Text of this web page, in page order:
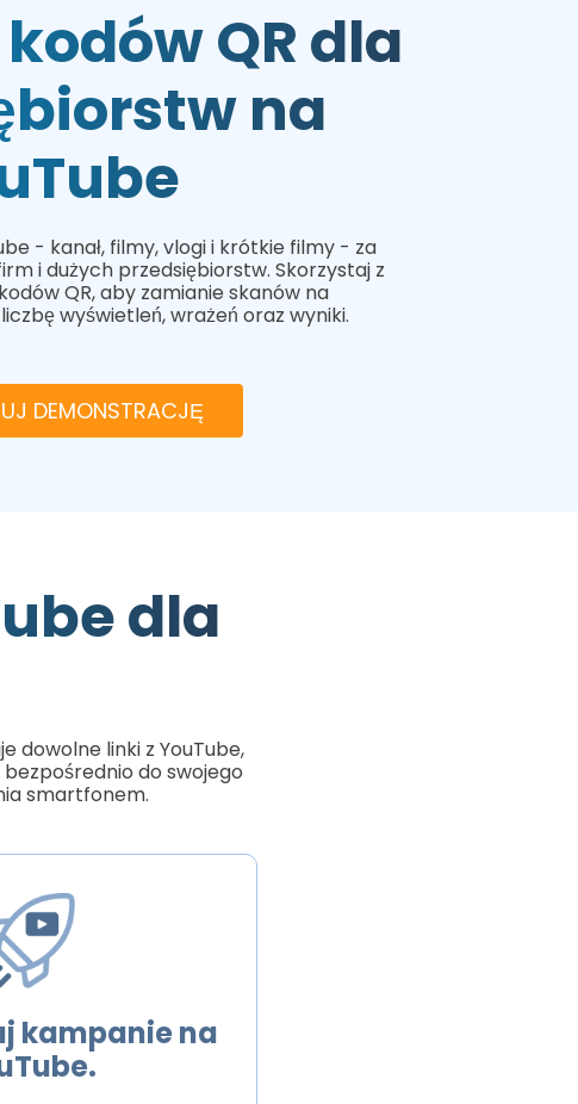
QR dla
na
- kanał, filmy, vlogi i krótkie filmy - za
i dużych przedsiębiorstw. Skorzystaj z
QR, aby zamianie skanów na
wyświetleń, wrażeń oraz wyniki.
DEMONSTRACJĘ
dla
dowolne linki z YouTube,
do swojego
smartfonem.
kampanie na